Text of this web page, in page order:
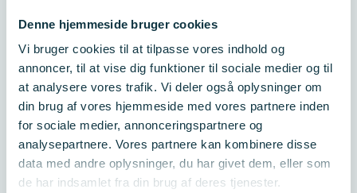
Denne hjemmeside bruger cookies
Vi bruger cookies til at tilpasse vores indhold og
annoncer, til at vise dig funktioner til sociale medier og til
at analysere vores trafik. Vi deler også oplysninger om
din brug af vores hjemmeside med vores partnere inden
for sociale medier, annonceringspartnere og
analysepartnere. Vores partnere kan kombinere disse
data med andre oplysninger, du har givet dem, eller som
de har indsamlet fra din brug af deres tjenester.
Investerer i
fremtidens
løsninger
Innovationsfonden investerer i forskning og